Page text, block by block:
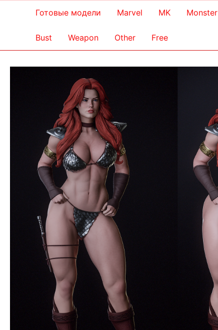
Готовые модели Marvel MK Monster
Bust Weapon Other Free